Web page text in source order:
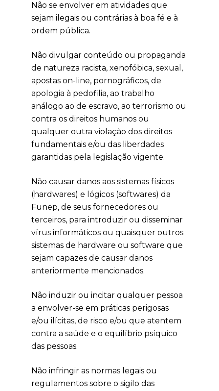
Não se envolver em atividades que
sejam ilegais ou contrárias à boa fé e à
ordem pública.
Não divulgar conteúdo ou propaganda
de natureza racista, xenofóbica, sexual,
apostas on-line, pornográficos, de
apologia à pedofilia, ao trabalho
análogo ao de escravo, ao terrorismo ou
contra os direitos humanos ou
qualquer outra violação dos direitos
fundamentais e/ou das liberdades
garantidas pela legislação vigente.
Não causar danos aos sistemas físicos
(hardwares) e lógicos (softwares) da
Funep, de seus fornecedores ou
terceiros, para introduzir ou disseminar
vírus informáticos ou quaisquer outros
sistemas de hardware ou software que
sejam capazes de causar danos
anteriormente mencionados.
Não induzir ou incitar qualquer pessoa
a envolver-se em práticas perigosas
e/ou ilícitas, de risco e/ou que atentem
contra a saúde e o equilíbrio psíquico
das pessoas.
Não infringir as normas legais ou
regulamentos sobre o sigilo das